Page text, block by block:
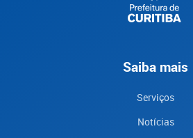
Saiba mais
Serviços
Notícias